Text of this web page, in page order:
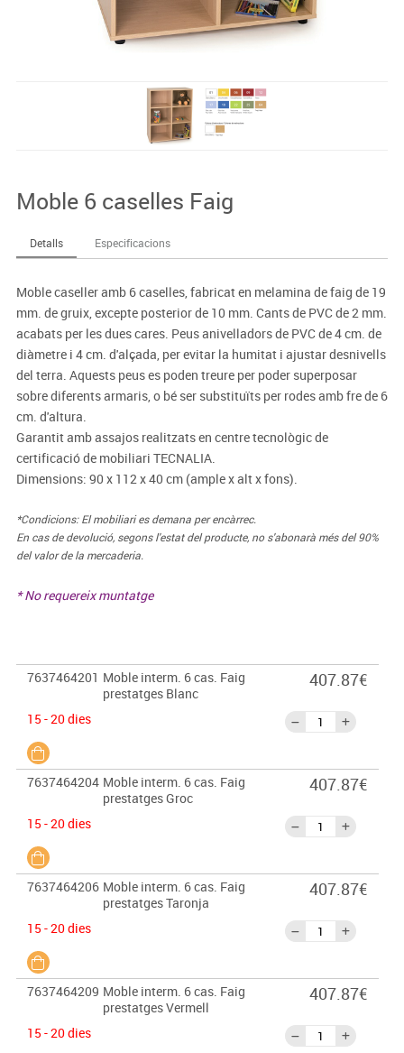
Moble 6 caselles Faig
Detalls Especificacions
Moble caseller amb 6 caselles, fabricat en melamina de faig de 19
mm. de gruix, excepte posterior de 10 mm. Cants de PVC de 2 mm.
acabats per les dues cares. Peus anivelladors de PVC de 4 cm. de
diàmetre i 4 cm. d'alçada, per evitar la humitat i ajustar desnivells
del terra. Aquests peus es poden treure per poder superposar
sobre diferents armaris, o bé ser substituïts per rodes amb fre de 6
cm. d'altura.
Garantit amb assajos realitzats en centre tecnològic de
certificació de mobiliari TECNALIA.
Dimensions: 90 x 112 x 40 cm (ample x alt x fons).
*Condicions: El mobiliari es demana per encàrrec.
En cas de devolució, segons l'estat del producte, no s'abonarà més del 90%
del valor de la mercaderia.
* No requereix muntatge
7637464201 Moble interm. 6 cas. Faig
prestatges Blanc
15 - 20 dies
407.87€
7637464204 Moble interm. 6 cas. Faig
prestatges Groc
15 - 20 dies
407.87€
7637464206 Moble interm. 6 cas. Faig
prestatges Taronja
15 - 20 dies
407.87€
7637464209 Moble interm. 6 cas. Faig
prestatges Vermell
15 - 20 dies
407.87€